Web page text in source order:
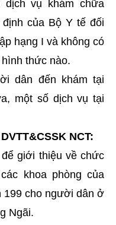
dịch vụ khám chữa
của Bộ Y tế đối
hạng I và không có
thức nào.
dân đến khám tại
một số dịch vụ tại
NCT:
giới thiệu về chức
khoa phòng của
199 cho người dân ở
Ngãi.